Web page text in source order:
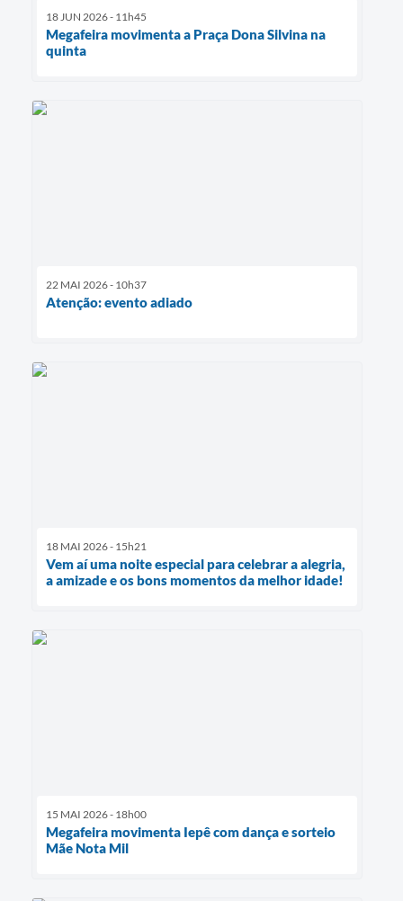
18 JUN 2026 - 11h45
Megafeira movimenta a Praça Dona Silvina na
quinta
22 MAI 2026 - 10h37
Atenção: evento adiado
18 MAI 2026 - 15h21
Vem aí uma noite especial para celebrar a alegria,
a amizade e os bons momentos da melhor idade!
15 MAI 2026 - 18h00
Megafeira movimenta Iepê com dança e sorteio
Mãe Nota Mil